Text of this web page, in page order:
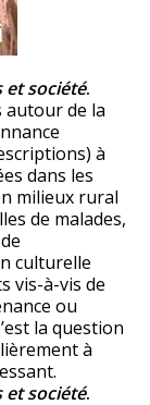
et société.
autour de la
à
dans les
milieux rural
de malades,
culturelle
vis-à-vis de
ou
la question
à
et société.